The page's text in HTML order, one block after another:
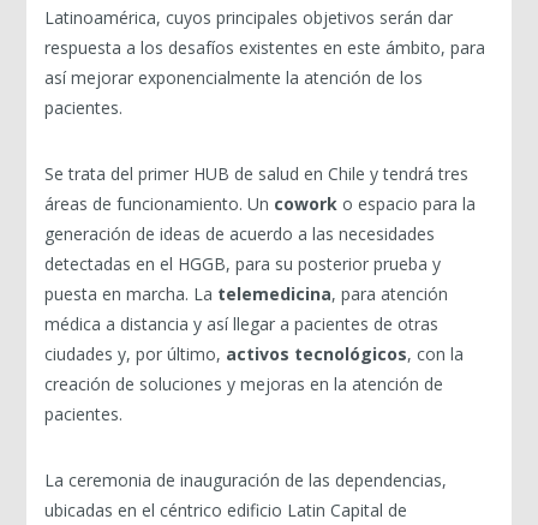
Latinoamérica, cuyos principales objetivos serán dar
respuesta a los desafíos existentes en este ámbito, para
así mejorar exponencialmente la atención de los
pacientes.
Se trata del primer HUB de salud en Chile y tendrá tres
áreas de funcionamiento. Un coworko espacio para la
generación de ideas de acuerdo a las necesidades
detectadas en el HGGB, para su posterior prueba y
puesta en marcha. La telemedicina, para atención
médica a distancia y así llegar a pacientes de otras
ciudades y, por último, activos tecnológicos, con la
creación de soluciones y mejoras en la atención de
pacientes.
La ceremonia de inauguración de las dependencias,
ubicadas en el céntrico edificio Latin Capital de